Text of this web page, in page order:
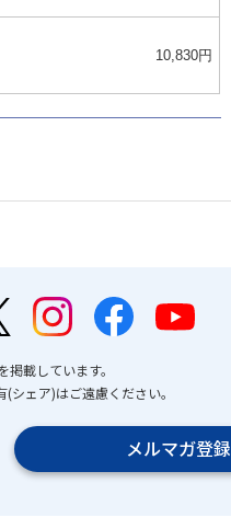
10,830円
載しています。
ェア)はご遠慮ください。
メルマガ登録